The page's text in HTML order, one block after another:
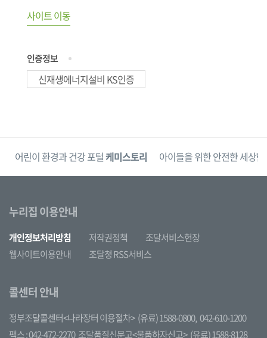
사이트 이동
인증정보
신재생에너지설비 KS인증
어린이 환경과 건강 포털케미스토리 아이들을 위한 안전한 세상
누리집 이용안내
개인정보처리방침 저작권정책
조달서비스헌장
웹사이트이용안내
조달청 RSS서비스
콜센터 안내
정부조달콜센터<나라장터 이용절차> (유료) 1588-0800, 042-610-1200
팩스 : 042-472-2270 조달품질신문고<물품하자신고> (유료) 1588-8128